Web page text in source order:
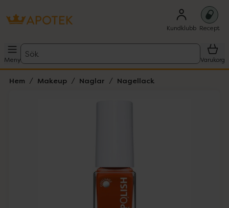
Kundklubb Recept
Meny
Sök
Varukorg
Hem Makeup Naglar Nagellack